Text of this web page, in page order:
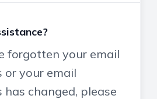
forgotten your email
or your email
has changed, please